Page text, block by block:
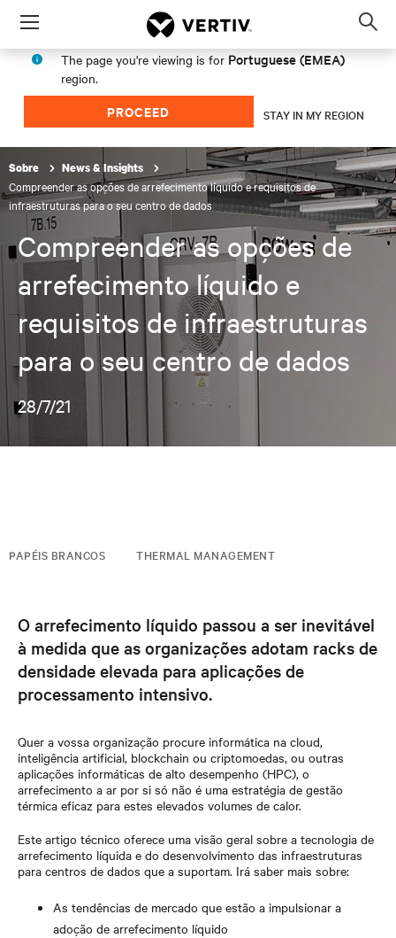
Menu
The page you're viewing is for Portuguese (EMEA)
region.
PROCEED STAY IN MY REGION
Sobre News & Insights
Compreender as opções de arrefecimento líquido e requisitos de
infraestruturas para o seu centro de dados
Compreender as opções de
arrefecimento líquido e
requisitos de infraestruturas
para o seu centro de dados
28/7/21
PAPÉIS BRANCOS THERMAL MANAGEMENT
O arrefecimento líquido passou a ser inevitável
à medida que as organizações adotam racks de
densidade elevada para aplicações de
processamento intensivo.
Quer a vossa organização procure informática na cloud,
inteligência artificial, blockchain ou criptomoedas, ou outras
aplicações informáticas de alto desempenho (HPC), o
arrefecimento a ar por si só não é uma estratégia de gestão
térmica eficaz para estes elevados volumes de calor.
Este artigo técnico oferece uma visão geral sobre a tecnologia de
arrefecimento líquida e do desenvolvimento das infraestruturas
para centros de dados que a suportam. Irá saber mais sobre:
As tendências de mercado que estão a impulsionar a
adoção de arrefecimento líquido